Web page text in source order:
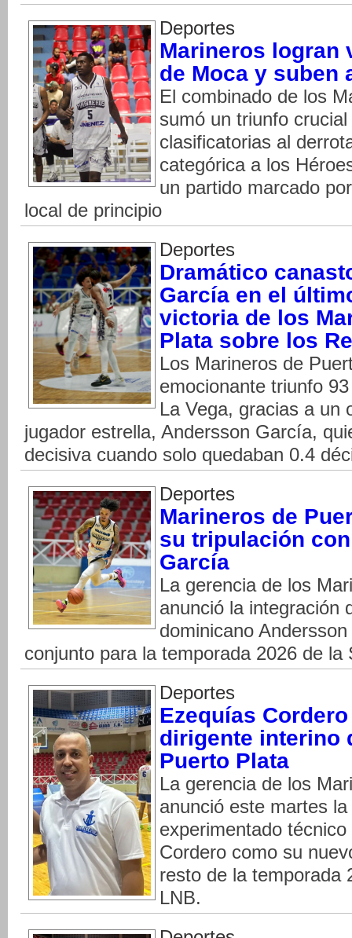
Deportes
Marineros logran
de Moca y suben
El combinado de los
sumó un triunfo
clasificatorias al
categórica a los
un partido marcado
local de principio
Deportes
Dramático
García en el
victoria de los
Plata sobre los
Los Marineros de
emocionante triunfo
La Vega, gracias a un
jugador estrella, Andersson García,
decisiva cuando solo quedaban 0.4
Deportes
Marineros de
su tripulación
García
La gerencia de los
anunció la integración
dominicano
conjunto para la temporada 2026 de la
Deportes
Ezequías
dirigente interino
Puerto Plata
La gerencia de los
anunció este martes
experimentado
Cordero como su
resto de la temporada
LNB.